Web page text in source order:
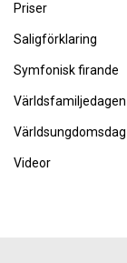
Priser
Saligförklaring
Symfonisk firande
Världsfamiljedagen
Världsungdomsdag
Videor